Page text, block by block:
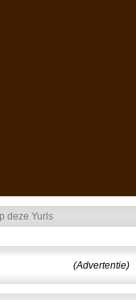
(Advertentie)